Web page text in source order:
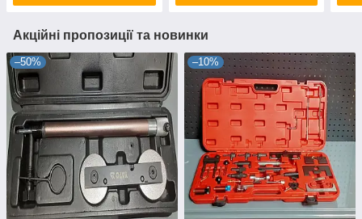
Акційні пропозиції та новинки
–50% –10%